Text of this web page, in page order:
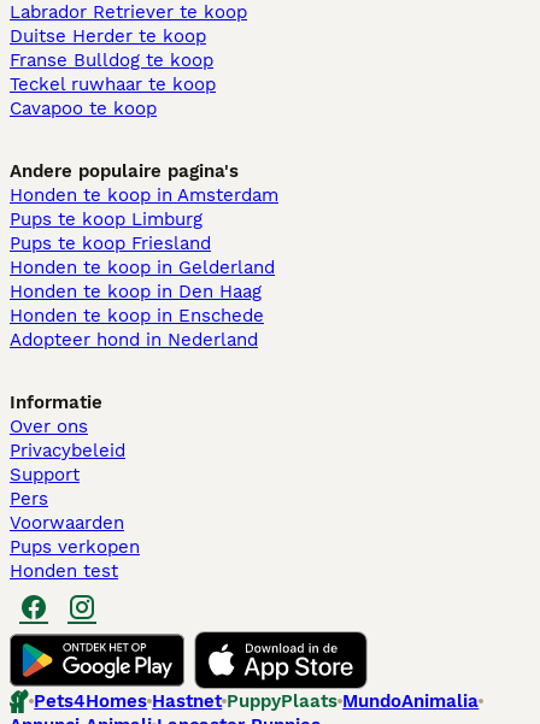
Labrador Retriever te koop
Duitse Herder te koop
Franse Bulldog te koop
Teckel ruwhaar te koop
Cavapoo te koop
Andere populaire pagina's
Honden te koop in Amsterdam
Pups te koop Limburg​
Pups te koop Friesland​
Honden te koop in Gelderland
Honden te koop in Den Haag
Honden te koop in Enschede
Adopteer hond in Nederland
Informatie
Over ons
Privacybeleid
Support
Pers
Voorwaarden
Pups verkopen
Honden test
Pets4Homes Hastnet PuppyPlaats MundoAnimalia